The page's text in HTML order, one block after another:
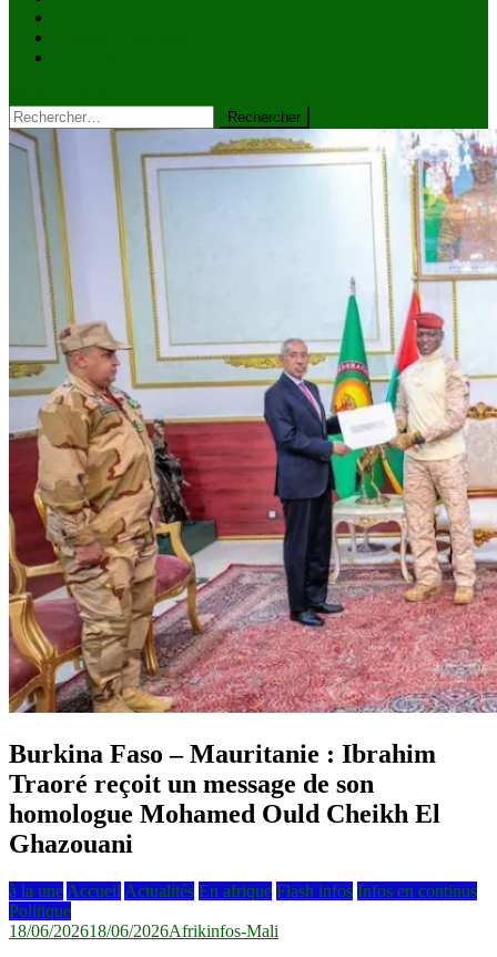
Rechercher :
Burkina Faso – Mauritanie : Ibrahim
Traoré reçoit un message de son
homologue Mohamed Ould Cheikh El
Ghazouani
à la une Accueil Actualités En afrique Flash infos Infos en continus
Politique
18/06/202618/06/2026Afrikinfos-Mali